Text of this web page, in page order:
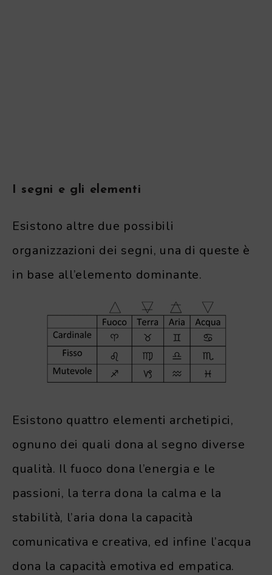
I segni e gli elementi
Esistono altre due possibili
organizzazioni dei segni, una di queste è
in base all’elemento dominante.
Esistono quattro elementi archetipici,
ognuno dei quali dona al segno diverse
qualità. Il fuoco dona l’energia e le
passioni, la terra dona la calma e la
stabilità, l’aria dona la capacità
comunicativa e creativa, ed infine l’acqua
dona la capacità emotiva ed empatica.